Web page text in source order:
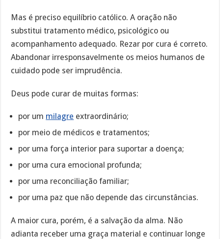
Mas é preciso equilíbrio católico. A oração não
substitui tratamento médico, psicológico ou
acompanhamento adequado. Rezar por cura é correto.
Abandonar irresponsavelmente os meios humanos de
cuidado pode ser imprudência.
Deus pode curar de muitas formas:
por um milagre extraordinário;
por meio de médicos e tratamentos;
por uma força interior para suportar a doença;
por uma cura emocional profunda;
por uma reconciliação familiar;
por uma paz que não depende das circunstâncias.
A maior cura, porém, é a salvação da alma. Não
adianta receber uma graça material e continuar longe